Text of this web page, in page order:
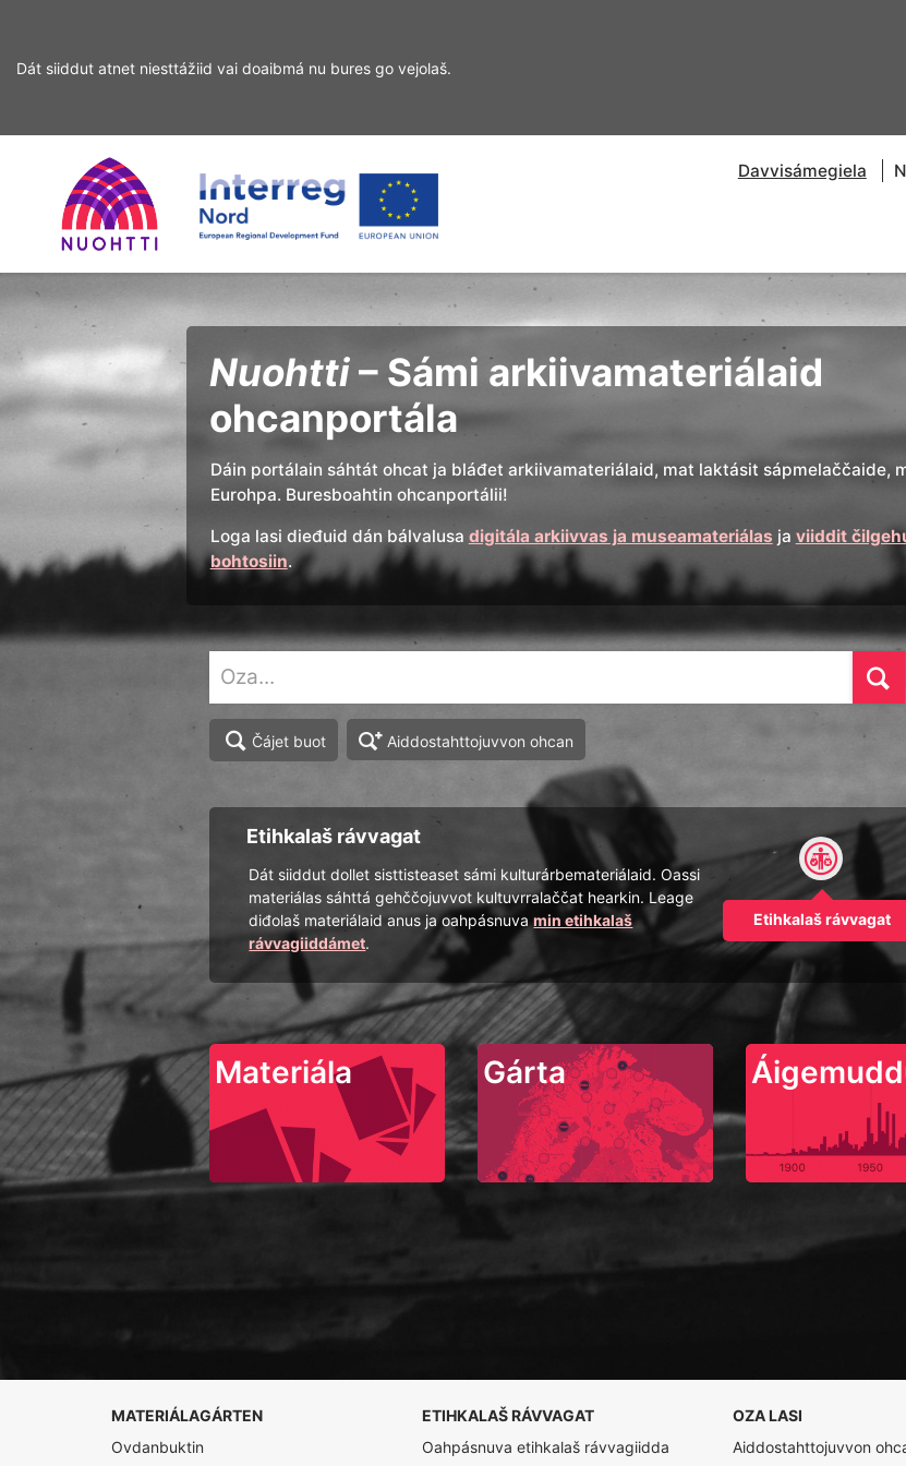
Dát siiddut atnet niesttážiid vai doaibmá nu bures go vejolaš.
ohcamii
sisdollui
Home Interreg
Nord
Davvisámegiela
Ohcan
Nuohtti– Sámi arkiivamateriálaid
ohcanportála
Dáin portálain sáhtát ohcat ja bláđet arkiivamateriálaid, mat laktásit sápmelaččaide,
Eurohpa. Buresboahtin ohcanportálii!
Loga lasi dieđuid dán bálvalusa digitála arkiivvas ja museamateriálas ja viiddit
bohtosiin.
Čájet buot Aiddostahttojuvvon ohcan
Etihkalaš rávvagat
Dát siiddut dollet sisttisteaset sámi kulturárbemateriálaid. Oassi
materiálas sáhttá gehččojuvvot kultuvrralaččat hearkin. Leage
diđolaš materiálaid anus ja oahpásnuvamin etihkalaš
rávvagiiddámet.
Etihkalaš rávvagat
Materiála Gárta
MATERIÁLAGÁRTEN
Ovdanbuktin
ETIHKALAŠ RÁVVAGAT
Oahpásnuva etihkalaš rávvagiidda
OZA LASI
Aiddostahttojuvvon